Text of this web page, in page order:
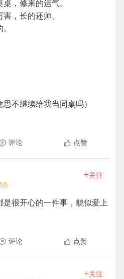
，修来的运气。
，长的还帅。
思不继续给我当同桌吗）
评论 点赞
选
+关注
很开心的一件事，貌似爱上
评论 点赞
+关注